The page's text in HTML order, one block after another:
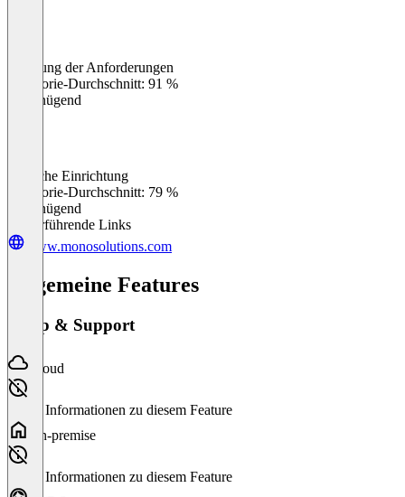
Erfüllung der Anforderungen
Kategorie-Durchschnitt: 91 %
Ungenügend
Einfache Einrichtung
Kategorie-Durchschnitt: 79 %
Ungenügend
Weiterführende Links
www.monosolutions.com
Allgemeine Features
Setup & Support
Cloud
Keine Informationen zu diesem Feature
On-premise
Keine Informationen zu diesem Feature